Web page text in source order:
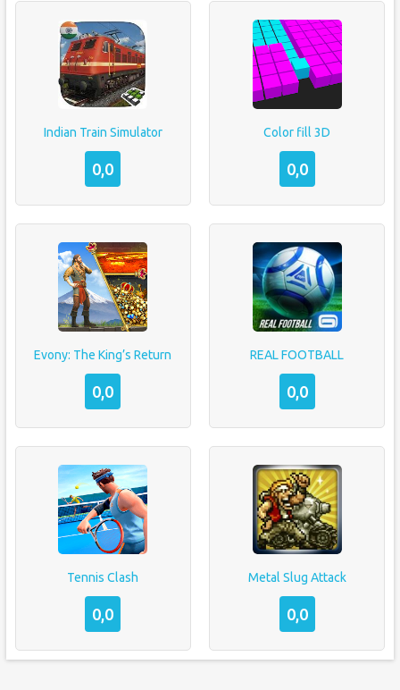
Indian Train Simulator
0,0
Color fill 3D
0,0
Evony: The King’s Return
0,0
REAL FOOTBALL
0,0
Tennis Clash
0,0
Metal Slug Attack
0,0